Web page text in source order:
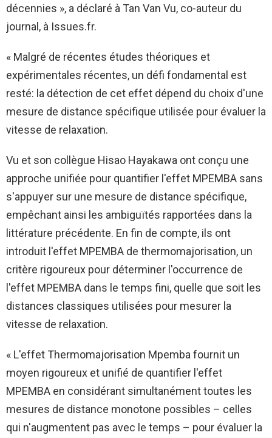
décennies », a déclaré à Tan Van Vu, co-auteur du
journal, à Issues.fr.
« Malgré de récentes études théoriques et
expérimentales récentes, un défi fondamental est
resté: la détection de cet effet dépend du choix d'une
mesure de distance spécifique utilisée pour évaluer la
vitesse de relaxation.
Vu et son collègue Hisao Hayakawa ont conçu une
approche unifiée pour quantifier l'effet MPEMBA sans
s'appuyer sur une mesure de distance spécifique,
empêchant ainsi les ambiguïtés rapportées dans la
littérature précédente. En fin de compte, ils ont
introduit l'effet MPEMBA de thermomajorisation, un
critère rigoureux pour déterminer l'occurrence de
l'effet MPEMBA dans le temps fini, quelle que soit les
distances classiques utilisées pour mesurer la
vitesse de relaxation.
« L'effet Thermomajorisation Mpemba fournit un
moyen rigoureux et unifié de quantifier l'effet
MPEMBA en considérant simultanément toutes les
mesures de distance monotone possibles – celles
qui n'augmentent pas avec le temps – pour évaluer la